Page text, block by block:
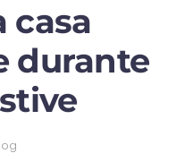
casa
durante